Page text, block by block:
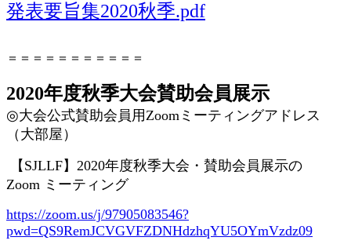
発表要旨集2020秋季.pdf
＝＝＝＝＝＝＝＝＝＝＝
2020年度秋季大会賛助会員展示
◎大会公式賛助会員用Zoom ミーティングアドレス
（大部屋）
【 SJLLF】 2020年度秋季大会・賛助会員展示の
Zoom ミーティング
https://zoom.us/j/97905083546?
pwd=QS9RemJCVGVFZDNHdzhqYU5OYmVzdz09